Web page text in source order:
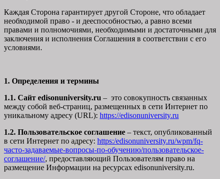
Каждая Сторона гарантирует другой Стороне, что обладает
необходимой право - и дееспособностью, а равно всеми
правами и полномочиями, необходимыми и достаточными для
заключения и исполнения Соглашения в соответствии с его
условиями.
1. Определения и термины
1.1. Сайт edisonuniversity.ru – это совокупность связанных
между собой веб-страниц, размещенных в сети Интернет по
уникальному адресу (URL): https://edisonuniversity.ru
1.2. Пользовательское соглашение – текст, опубликованный
в сети Интернет по адресу: https:/edisonuniversity.ru/wpm/fq-
часто-задаваемые-вопросы-по-обучению/пользовательское-
соглашение/, предоставляющий Пользователям право на
размещение Информации на ресурсах edisonuniversity.ru.